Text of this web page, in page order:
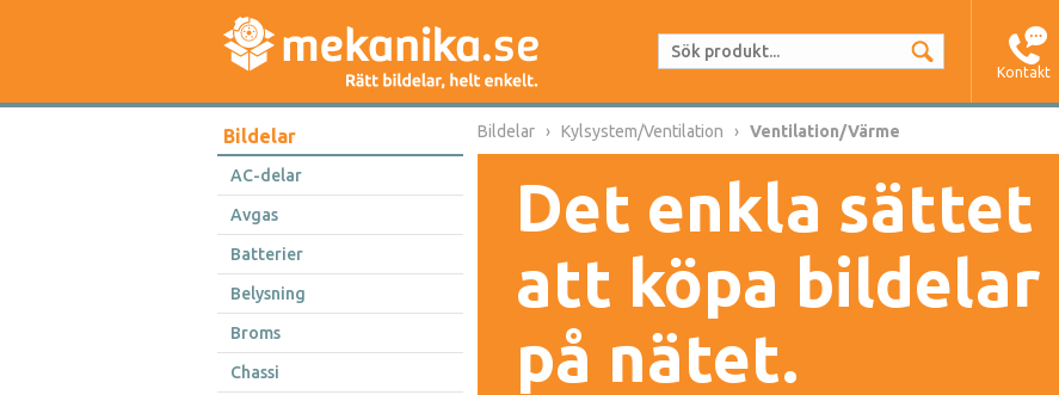
Kontakt
Bildelar
AC-delar
Avgas
Batterier
Belysning
Broms
Chassi
Bildelar Kylsystem/Ventilation Ventilation/Värme
Det enkla sättet
att köpa bildelar
på nätet.